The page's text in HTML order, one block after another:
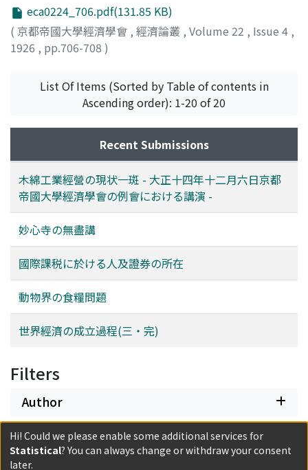
eca0224_706.pdf(131.85 KB)
( 京都帝國大學經濟學會 , 經濟論叢 , Volume 22 , Issue 4 ,
1926 , pp.706-708 )
List Of Items (Sorted by Table of contents in
Ascending order): 1-20 of 20
Recent Submissions
木綿工業經營の現状一斑 - 大正十四年十二月六日京都
帝國大學經濟學會の例會における講演 -
妙心寺の無盡講
國際課税に於ける人及證券の所在
動物界の食糧問題
世界經濟の成立過程(三・完)
Filters
Author
Date issued
Hi! Could we please enable some additional services for
Statistical? You can always change or withdraw your consent
later.